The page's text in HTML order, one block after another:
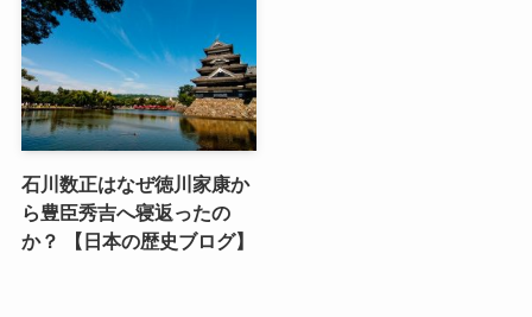
石川数正はなぜ徳川家康か
ら豊臣秀吉へ寝返ったの
か？ 【日本の歴史ブログ】